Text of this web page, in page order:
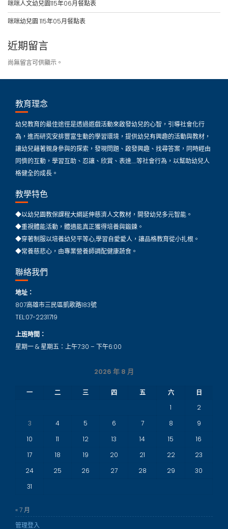
咪咪人文幼兒園115年06月餐點表
咪咪幼兒園 115年05月餐點表
近期留言
尚無留言可供顯示。
教育理念
幼兒教育的最佳途徑是透過遊戲活動來啟發幼兒的心智，引導社會化行
為，進而研究安排豐富生動的學習環境，提供幼兒有興趣的活動與教材，
讓幼兒藉著親身參與的探索，發現問題、啟發興趣、找尋答案，同時經由
同儕的互動，學習互助、忍讓、欣賞、表達…..等社會行為，以幫助幼兒人
格健全的成長。
教學特色
◆以幼兒園教保課程大綱延伸慈濟人文教材，開發幼兒多元智能。
◆重視體能活動，體適能真正獲得培養與鍛鍊。
◆穿著制服以培養幼兒平等心,學習自愛愛人，讓品格教育從小扎根。
◆常養慈悲心，由專業營養師調配健康蔬食。
聯絡我們
地址：
807高雄市三民區凱歌路183號
TEL:07-2231719
上班時間：
星期一 & 星期五：上午7:30 – 下午6:00
2026 年 8 月
一 二 三 四 五 六
日
1
2
3
4 5 6 7 8
9
10
11 12 13 14 15
16
17
18 19 20 21 22
23
24
25 26 27 28 29
30
31
« 7 月
管理登入